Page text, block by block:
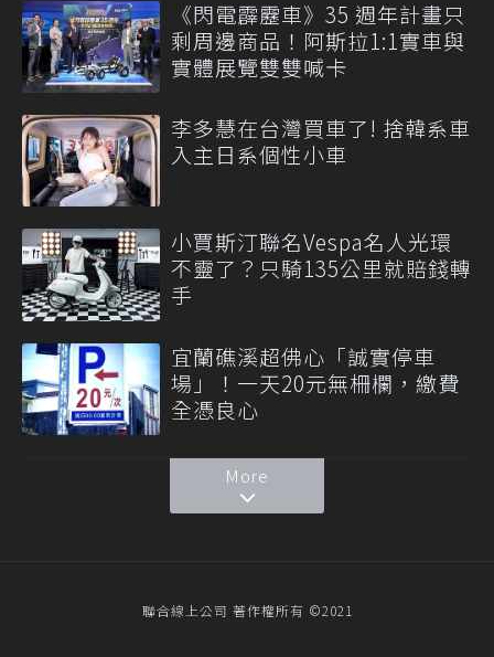
《閃電霹靂車》35 週年計畫只
剩周邊商品！阿斯拉1:1實車與
實體展覽雙雙喊卡
李多慧在台灣買車了! 捨韓系車
入主日系個性小車
小賈斯汀聯名Vespa名人光環
不靈了？只騎135公里就賠錢轉
手
宜蘭礁溪超佛心「誠實停車
場」！一天20元無柵欄，繳費
全憑良心
More
聯合線上公司 著作權所有 ©2021